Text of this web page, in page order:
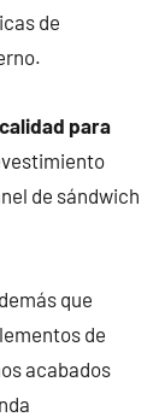
de
para
de sándwich
que
de
acabados